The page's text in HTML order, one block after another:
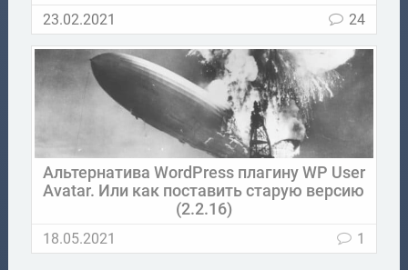
23.02.2021 24
Альтернатива WordPress плагину WP User
Avatar. Или как поставить старую версию
(2.2.16)
18.05.2021 1